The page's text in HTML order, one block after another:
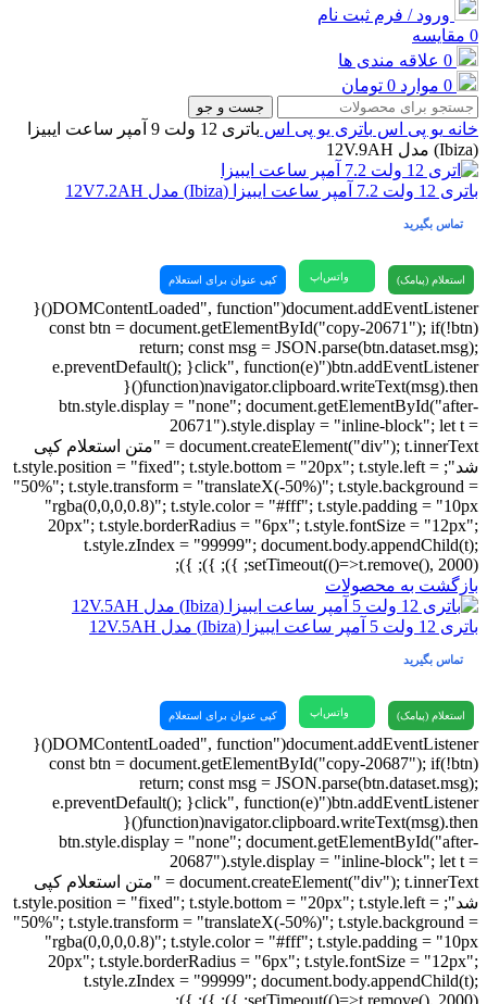
ورود / فرم ثبت نام
0 مقایسه
0 علاقه مندی ها
0 موارد 0 تومان
جست و جو
خانه یو پی اس باتری یو پی اس
باتری 12 ولت 9 آمپر ساعت ایبیزا
(Ibiza) مدل 12V.9AH
باتری 12 ولت 7.2 آمپر ساعت ایبیزا (Ibiza) مدل 12V7.2AH
تماس بگیرید
استعلام (پیامک) واتس‌اپ کپی عنوان برای استعلام
document.addEventListener("DOMContentLoaded", function(){
const btn = document.getElementById("copy-20671"); if(!btn)
return; const msg = JSON.parse(btn.dataset.msg);
btn.addEventListener("click", function(e){ e.preventDefault();
navigator.clipboard.writeText(msg).then(function(){
btn.style.display = "none"; document.getElementById("after-
20671").style.display = "inline-block"; let t =
document.createElement("div"); t.innerText = "متن استعلام کپی
شد"; t.style.position = "fixed"; t.style.bottom = "20px"; t.style.left =
"50%"; t.style.transform = "translateX(-50%)"; t.style.background =
"rgba(0,0,0,0.8)"; t.style.color = "#fff"; t.style.padding = "10px
20px"; t.style.borderRadius = "6px"; t.style.fontSize = "12px";
t.style.zIndex = "99999"; document.body.appendChild(t);
setTimeout(()=>t.remove(), 2000); }); }); });
بازگشت به محصولات
باتری 12 ولت 5 آمپر ساعت ایبیزا (Ibiza) مدل 12V.5AH
تماس بگیرید
استعلام (پیامک) واتس‌اپ کپی عنوان برای استعلام
document.addEventListener("DOMContentLoaded", function(){
const btn = document.getElementById("copy-20687"); if(!btn)
return; const msg = JSON.parse(btn.dataset.msg);
btn.addEventListener("click", function(e){ e.preventDefault();
navigator.clipboard.writeText(msg).then(function(){
btn.style.display = "none"; document.getElementById("after-
20687").style.display = "inline-block"; let t =
document.createElement("div"); t.innerText = "متن استعلام کپی
شد"; t.style.position = "fixed"; t.style.bottom = "20px"; t.style.left =
"50%"; t.style.transform = "translateX(-50%)"; t.style.background =
"rgba(0,0,0,0.8)"; t.style.color = "#fff"; t.style.padding = "10px
20px"; t.style.borderRadius = "6px"; t.style.fontSize = "12px";
t.style.zIndex = "99999"; document.body.appendChild(t);